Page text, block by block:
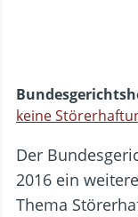
keine
Der
2016 ein
Thema